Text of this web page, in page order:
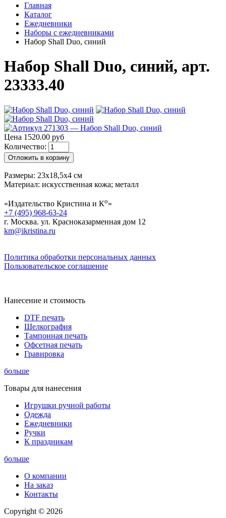
Главная
Каталог
Ежедневники
Наборы с ежедневниками
Набор Shall Duo, синий
Набор Shall Duo, синий, арт.
23333.40
Цена 1520.00 руб
Количество:
Отложить в корзину
Размеры: 23х18,5х4 см
Материал: искусственная кожа; металл
«Издательство Кристина и Ко»
+7 (495) 968-63-24
г. Москва. ул. Красноказарменная дом 12
km@ikristina.ru
Политика обработки персональных данных
Пользовательское соглашение
Нанесение и стоимость
DTF печать
Шелкография
Тампонная печать
Офсетная печать
Гравировка
больше
Товары для нанесения
Игрушки ручной работы
Одежда
Ежедневники
Ручки
К праздникам
больше
О компании
На заказ
Контакты
Copyright © 2026